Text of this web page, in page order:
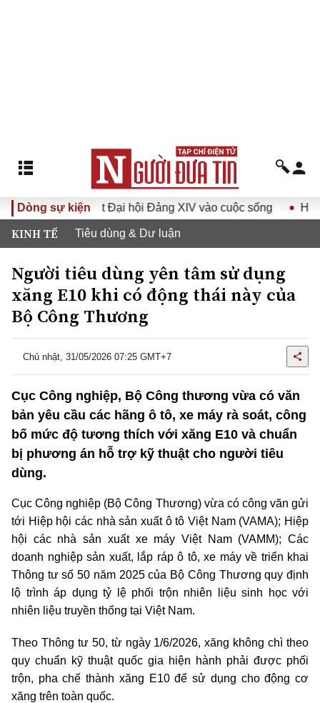
Dòng sự kiện
Nghị quyết Đại hội Đảng XIV vào cuộc sống Hướng tới
KINH TẾ Tiêu dùng & Dư luận
Người tiêu dùng yên tâm sử dụng
xăng E10 khi có động thái này của
Bộ Công Thương
Chủ nhật, 31/05/2026 07:25 GMT+7
Cục Công nghiệp, Bộ Công thương vừa có văn
bản yêu cầu các hãng ô tô, xe máy rà soát, công
bố mức độ tương thích với xăng E10 và chuẩn
bị phương án hỗ trợ kỹ thuật cho người tiêu
dùng.
Cục Công nghiệp (Bộ Công Thương) vừa có công văn gửi
tới Hiệp hội các nhà sản xuất ô tô Việt Nam (VAMA); Hiệp
hội các nhà sản xuất xe máy Việt Nam (VAMM); Các
doanh nghiệp sản xuất, lắp ráp ô tô, xe máy về triển khai
Thông tư số 50 năm 2025 của Bộ Công Thương quy định
lộ trình áp dụng tỷ lệ phối trộn nhiên liệu sinh học với
nhiên liệu truyền thống tại Việt Nam.
Theo Thông tư 50, từ ngày 1/6/2026,xăng không chì theo
quy chuẩn kỹ thuật quốc gia hiện hành phải được phối
trộn, pha chế thành xăng E10 để sử dụng cho động cơ
xăng trên toàn quốc.